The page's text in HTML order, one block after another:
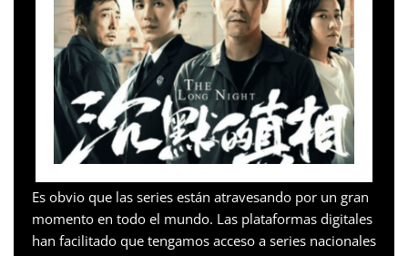
Es obvio que las series están atravesando por un gran
momento en todo el mundo. Las plataformas digitales
han facilitado que tengamos acceso a series nacionales